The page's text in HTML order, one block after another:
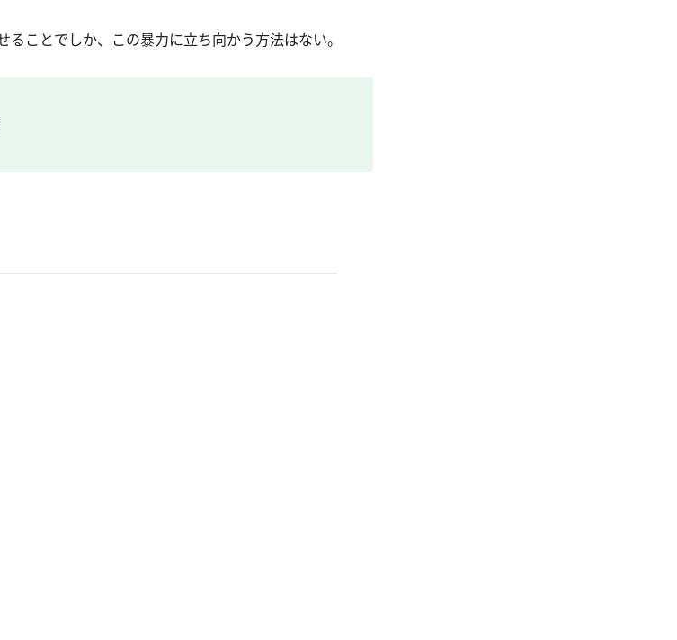
ことでしか、この暴力に立ち向かう方法はない。